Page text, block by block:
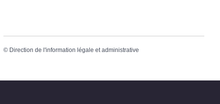
© Direction de l'information légale et administrative